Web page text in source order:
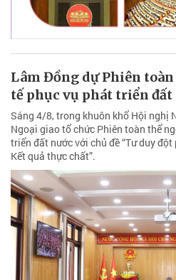
Lâm Đồng dự Phiên
tế phục vụ phát triển đất
Sáng 4/8, trong khuôn khổ Hội nghị
Ngoại giao tổ chức Phiên toàn thể
triển đất nước với chủ đề “Tư duy
Kết quả thực chất”.